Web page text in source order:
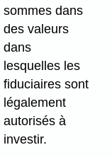
sommes dans
des valeurs
dans
lesquelles les
fiduciaires sont
légalement
autorisés à
investir.